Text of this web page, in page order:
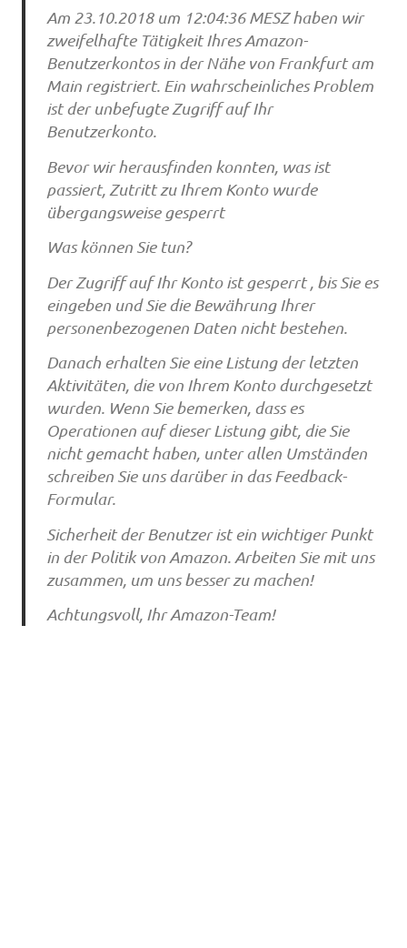
Am 23.10.2018 um 12:04:36 MESZ haben wir
zweifelhafte Tätigkeit Ihres Amazon-
Benutzerkontos in der Nähe von Frankfurt am
Main registriert. Ein wahrscheinliches Problem
ist der unbefugte Zugriff auf Ihr
Benutzerkonto.
Bevor wir herausfinden konnten, was ist
passiert, Zutritt zu Ihrem Konto wurde
übergangsweise gesperrt
Was können Sie tun?
Der Zugriff auf Ihr Konto ist gesperrt , bis Sie es
eingeben und Sie die Bewährung Ihrer
personenbezogenen Daten nicht bestehen.
Danach erhalten Sie eine Listung der letzten
Aktivitäten, die von Ihrem Konto durchgesetzt
wurden. Wenn Sie bemerken, dass es
Operationen auf dieser Listung gibt, die Sie
nicht gemacht haben, unter allen Umständen
schreiben Sie uns darüber in das Feedback-
Formular.
Sicherheit der Benutzer ist ein wichtiger Punkt
in der Politik von Amazon. Arbeiten Sie mit uns
zusammen, um uns besser zu machen!
Achtungsvoll, Ihr Amazon-Team!